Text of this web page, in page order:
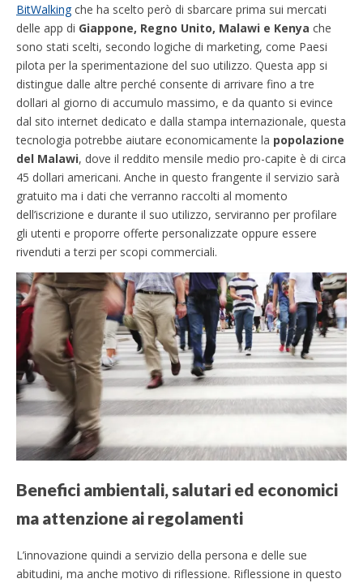
BitWalkingche ha scelto però di sbarcare prima sui mercati
delle app di Giappone, Regno Unito, Malawi e Kenya che
sono stati scelti, secondo logiche di marketing, come Paesi
pilota per la sperimentazione del suo utilizzo. Questa app si
distingue dalle altre perché consente di arrivare fino a tre
dollari al giorno di accumulo massimo, e da quanto si evince
dal sito internet dedicato e dalla stampa internazionale, questa
tecnologia potrebbe aiutare economicamente la popolazione
del Malawi, dove il reddito mensile medio pro-capite è di circa
45 dollari americani. Anche in questo frangente il servizio sarà
gratuito ma i dati che verranno raccolti al momento
dell’iscrizione e durante il suo utilizzo, serviranno per profilare
gli utenti e proporre offerte personalizzate oppure essere
rivenduti a terzi per scopi commerciali.
Benefici ambientali, salutari ed economici
ma attenzione ai regolamenti
L’innovazione quindi a servizio della persona e delle sue
abitudini, ma anche motivo di riflessione. Riflessione in questo